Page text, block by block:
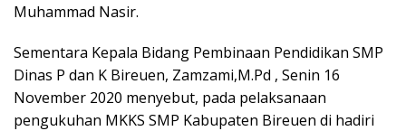
Muhammad Nasir.
Sementara Kepala Bidang Pembinaan Pendidikan SMP
Dinas P dan K Bireuen, Zamzami,M.Pd , Senin 16
November 2020 menyebut, pada pelaksanaan
pengukuhan MKKS SMP Kabupaten Bireuen di hadiri